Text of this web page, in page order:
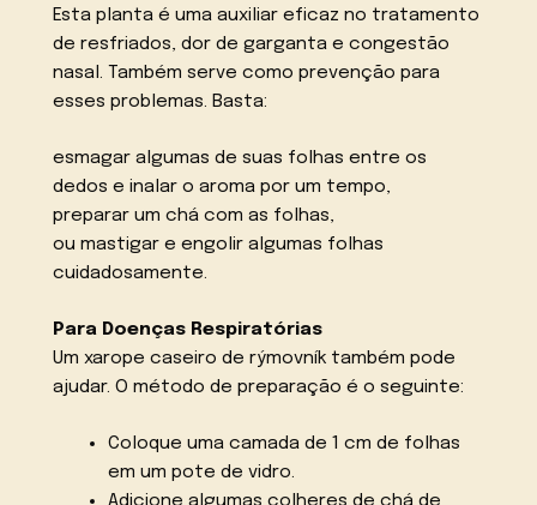
Esta planta é uma auxiliar eficaz no tratamento
de resfriados, dor de garganta e congestão
nasal. Também serve como prevenção para
esses problemas. Basta:
esmagar algumas de suas folhas entre os
dedos e inalar o aroma por um tempo,
preparar um chá com as folhas,
ou mastigar e engolir algumas folhas
cuidadosamente.
Para Doenças Respiratórias
Um xarope caseiro de rýmovník também pode
ajudar. O método de preparação é o seguinte:
Coloque uma camada de 1 cm de folhas
em um pote de vidro.
Adicione algumas colheres de chá de